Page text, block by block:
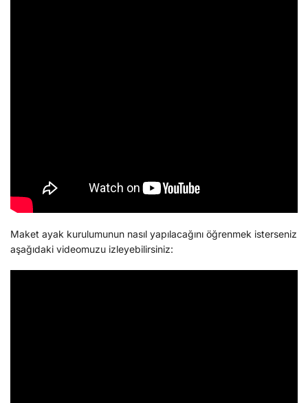
Maket ayak kurulumunun nasıl yapılacağını öğrenmek isterseniz
aşağıdaki videomuzu izleyebilirsiniz: